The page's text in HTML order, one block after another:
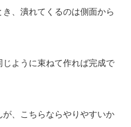
、潰れてくるのは側面から
ように束ねて作れば完成で
、こちらならやりやすいか